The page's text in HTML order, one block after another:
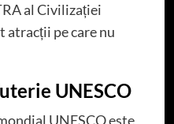
al Civilizației
atracții pe care nu
UNESCO
UNESCO este